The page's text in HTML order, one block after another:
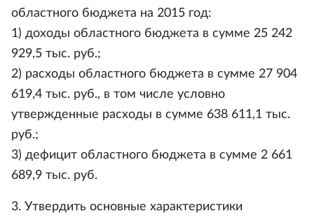
областного бюджета на 2015 год:
1) доходы областного бюджета в сумме 25 242
929,5 тыс. руб.;
2) расходы областного бюджета в сумме 27 904
619,4 тыс. руб., в том числе условно
утвержденные расходы в сумме 638 611,1 тыс.
руб.;
3) дефицит областного бюджета в сумме 2 661
689,9 тыс. руб.
3. Утвердить основные характеристики